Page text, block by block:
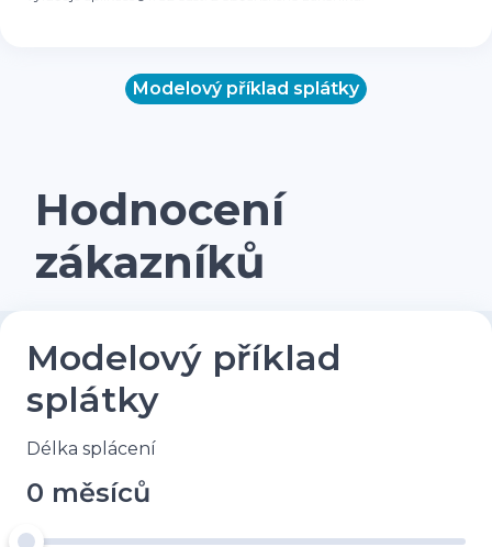
Modelový příklad splátky
Hodnocení
zákazníků
Modelový příklad
splátky
Délka splácení
0 měsíců